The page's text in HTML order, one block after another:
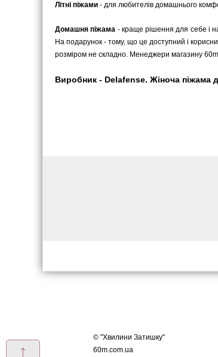
Літні піжами - для любителів домашнього
Домашня піжама - краще рішення для себе і
На подарунок - тому, що це доступний і
розміром не складно. Менеджери магазину
Виробник - Delafense. Жіноча піжама
↑
© "Хвилини Затишку"
60m.com.ua